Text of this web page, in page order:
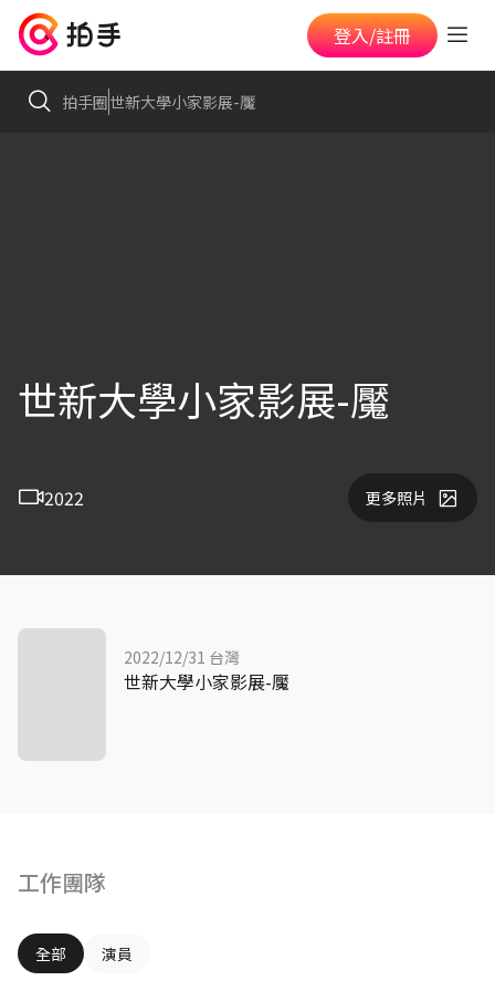
登入/註冊
拍手圈世新大學小家影展-魘
世新大學小家影展-魘
2022 更多照片
工作團隊
全部 演員
2022/12/31 台灣
世新大學小家影展-魘